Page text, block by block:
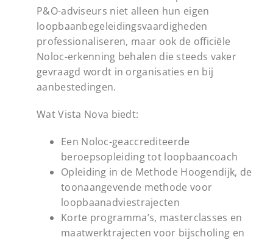
P&O-adviseurs niet alleen hun eigen
loopbaanbegeleidingsvaardigheden
professionaliseren, maar ook de officiële
Noloc-erkenning behalen die steeds vaker
gevraagd wordt in organisaties en bij
aanbestedingen.
Wat Vista Nova biedt:
Een Noloc-geaccrediteerde
beroepsopleiding tot loopbaancoach
Opleiding in de Methode Hoogendijk, de
toonaangevende methode voor
loopbaanadviestrajecten
Korte programma’s, masterclasses en
maatwerktrajecten voor bijscholing en